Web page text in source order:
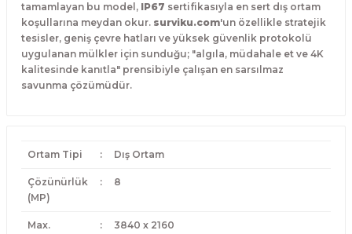
tamamlayan bu model, IP67 sertifikasıyla en sert dış ortam
koşullarına meydan okur. surviku.com'un özellikle stratejik
tesisler, geniş çevre hatları ve yüksek güvenlik protokolü
uygulanan mülkler için sunduğu; "algıla, müdahale et ve 4K
kalitesinde kanıtla" prensibiyle çalışan en sarsılmaz
savunma çözümüdür.
Ortam Tipi : Dış Ortam
Çözünürlük
(MP)
: 8
Max.
: 3840 x 2160